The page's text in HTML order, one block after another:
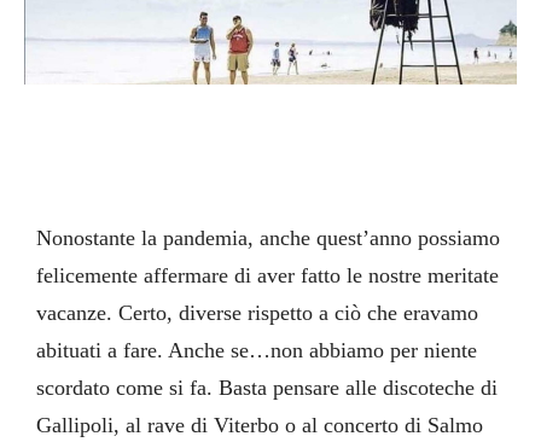
Nonostante la pandemia, anche quest’anno possiamo
felicemente affermare di aver fatto le nostre meritate
vacanze. Certo, diverse rispetto a ciò che eravamo
abituati a fare. Anche se…non abbiamo per niente
scordato come si fa. Basta pensare alle discoteche di
Gallipoli, al rave di Viterbo o al concerto di Salmo